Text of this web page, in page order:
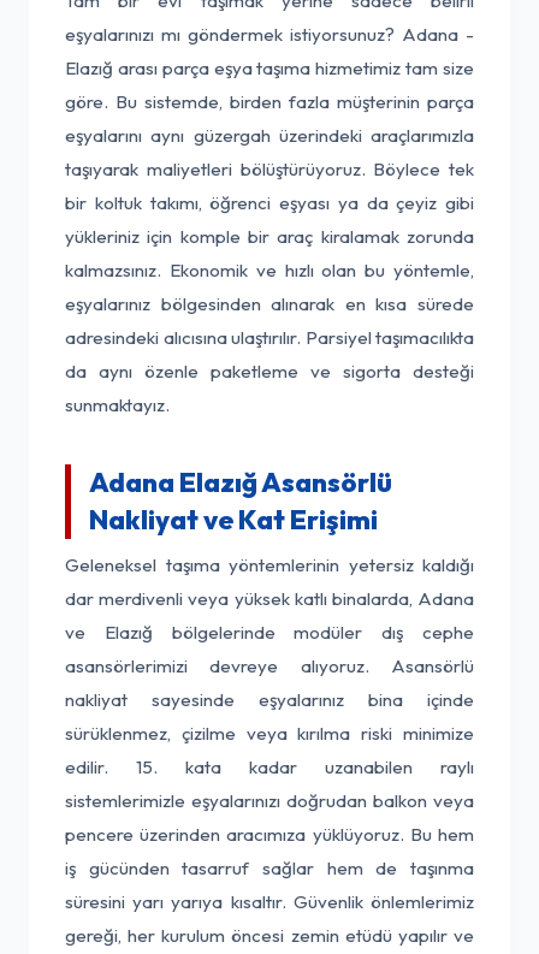
eşyalarınızı mı göndermek istiyorsunuz? Adana -
Elazığ arası parça eşya taşıma hizmetimiz tam size
göre. Bu sistemde, birden fazla müşterinin parça
eşyalarını aynı güzergah üzerindeki araçlarımızla
taşıyarak maliyetleri bölüştürüyoruz. Böylece tek
bir koltuk takımı, öğrenci eşyası ya da çeyiz gibi
yükleriniz için komple bir araç kiralamak zorunda
kalmazsınız. Ekonomik ve hızlı olan bu yöntemle,
eşyalarınız bölgesinden alınarak en kısa sürede
adresindeki alıcısına ulaştırılır. Parsiyel taşımacılıkta
da aynı özenle paketleme ve sigorta desteği
sunmaktayız.
Adana Elazığ Asansörlü
Nakliyat ve Kat Erişimi
Geleneksel taşıma yöntemlerinin yetersiz kaldığı
dar merdivenli veya yüksek katlı binalarda, Adana
ve Elazığ bölgelerinde modüler dış cephe
asansörlerimizi devreye alıyoruz. Asansörlü
nakliyat sayesinde eşyalarınız bina içinde
sürüklenmez, çizilme veya kırılma riski minimize
edilir. 15. kata kadar uzanabilen raylı
sistemlerimizle eşyalarınızı doğrudan balkon veya
pencere üzerinden aracımıza yüklüyoruz. Bu hem
iş gücünden tasarruf sağlar hem de taşınma
süresini yarı yarıya kısaltır. Güvenlik önlemlerimiz
gereği, her kurulum öncesi zemin etüdü yapılır ve